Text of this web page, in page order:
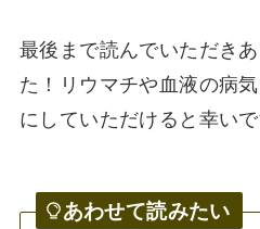
最後まで読んでいただき
た！リウマチや血液の病
にしていただけると幸い
あわせて読みたい